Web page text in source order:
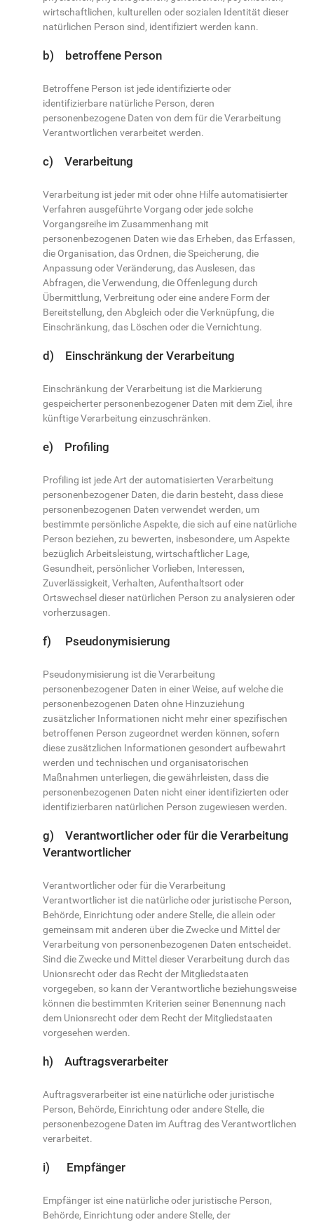
wirtschaftlichen, kulturellen oder sozialen Identität dieser
natürlichen Person sind, identifiziert werden kann.
b) betroffene Person
Betroffene Person ist jede identifizierte oder
identifizierbare natürliche Person, deren
personenbezogene Daten von dem für die Verarbeitung
Verantwortlichen verarbeitet werden.
c) Verarbeitung
Verarbeitung ist jeder mit oder ohne Hilfe automatisierter
Verfahren ausgeführte Vorgang oder jede solche
Vorgangsreihe im Zusammenhang mit
personenbezogenen Daten wie das Erheben, das Erfassen,
die Organisation, das Ordnen, die Speicherung, die
Anpassung oder Veränderung, das Auslesen, das
Abfragen, die Verwendung, die Offenlegung durch
Übermittlung, Verbreitung oder eine andere Form der
Bereitstellung, den Abgleich oder die Verknüpfung, die
Einschränkung, das Löschen oder die Vernichtung.
d) Einschränkung der Verarbeitung
Einschränkung der Verarbeitung ist die Markierung
gespeicherter personenbezogener Daten mit dem Ziel, ihre
künftige Verarbeitung einzuschränken.
e) Profiling
Profiling ist jede Art der automatisierten Verarbeitung
personenbezogener Daten, die darin besteht, dass diese
personenbezogenen Daten verwendet werden, um
bestimmte persönliche Aspekte, die sich auf eine natürliche
Person beziehen, zu bewerten, insbesondere, um Aspekte
bezüglich Arbeitsleistung, wirtschaftlicher Lage,
Gesundheit, persönlicher Vorlieben, Interessen,
Zuverlässigkeit, Verhalten, Aufenthaltsort oder
Ortswechsel dieser natürlichen Person zu analysieren oder
vorherzusagen.
f) Pseudonymisierung
Pseudonymisierung ist die Verarbeitung
personenbezogener Daten in einer Weise, auf welche die
personenbezogenen Daten ohne Hinzuziehung
zusätzlicher Informationen nicht mehr einer spezifischen
betroffenen Person zugeordnet werden können, sofern
diese zusätzlichen Informationen gesondert aufbewahrt
werden und technischen und organisatorischen
Maßnahmen unterliegen, die gewährleisten, dass die
personenbezogenen Daten nicht einer identifizierten oder
identifizierbaren natürlichen Person zugewiesen werden.
g) Verantwortlicher oder für die Verarbeitung
Verantwortlicher
Verantwortlicher oder für die Verarbeitung
Verantwortlicher ist die natürliche oder juristische Person,
Behörde, Einrichtung oder andere Stelle, die allein oder
gemeinsam mit anderen über die Zwecke und Mittel der
Verarbeitung von personenbezogenen Daten entscheidet.
Sind die Zwecke und Mittel dieser Verarbeitung durch das
Unionsrecht oder das Recht der Mitgliedstaaten
vorgegeben, so kann der Verantwortliche beziehungsweise
können die bestimmten Kriterien seiner Benennung nach
dem Unionsrecht oder dem Recht der Mitgliedstaaten
vorgesehen werden.
h) Auftragsverarbeiter
Auftragsverarbeiter ist eine natürliche oder juristische
Person, Behörde, Einrichtung oder andere Stelle, die
personenbezogene Daten im Auftrag des Verantwortlichen
verarbeitet.
i) Empfänger
Empfänger ist eine natürliche oder juristische Person,
Behörde, Einrichtung oder andere Stelle, der